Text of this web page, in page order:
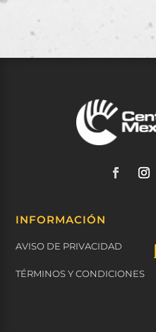
INFORMACIÓN
AVISO DE PRIVACIDAD
TÉRMINOS Y CONDICIONES